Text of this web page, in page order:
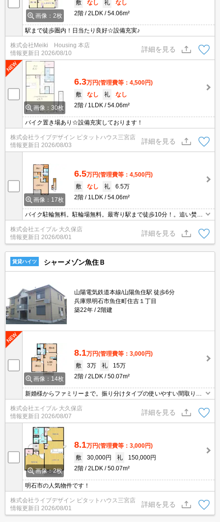
画像：2枚
敷 なし 礼
なし
2階
2LDK 54.06m²
駅まで徒歩圏内！日当たり良好☆設備充実♪
株式会社Meiki Housing 本店
情報更新日 2026/08/10
詳細を見る
画像：30枚
6.3万円(管理費等：4,500円)
敷
なし 礼
なし
2階
1LDK 54.06m²
バイク置き場あり☆設備充実しております！
株式会社ライブデザイン ピタットハウス三宮店
情報更新日 2026/08/03
詳細を見る
画像：17枚
6.5万円(管理費等：4,500円)
敷
なし 礼
6.5万
2階
1LDK 54.06m²
バイク駐輪無料。駐輪場無料。最寄り駅まで徒歩10分！。追い焚き
機能付きバス。人気の1LDKのお部屋。駐車場2台可(1台目と同額)。
町会費月300円。退去時、ルームクリーニング料金55,000円。
株式会社エイブル 大久保店
情報更新日 2026/08/01
詳細を見る
賃貸ハイツ シャーメゾン魚住Ｂ
山陽電気鉄道本線/山陽魚住駅 徒歩6分
兵庫県明石市魚住町住吉１丁目
築22年
2階建
画像：14枚
8.1万円(管理費等：3,000円)
敷
3万 礼
15万
2階
2LDK 50.07m²
新婚様からファミリーまで。振り分けタイプの使いやすい間取り。
幹線道路近くでアクセス良好。2沿線利用可能です。生活便利な立
地です。サポートシステム加入要880円/月。ぜひお問い合わせくだ
さい!。
株式会社エイブル 大久保店
情報更新日 2026/08/07
詳細を見る
画像：2枚
8.1万円(管理費等：3,000円)
敷
30,000円 礼
150,000円
2階
2LDK 50.07m²
明石市の人気物件です！
株式会社ライブデザイン ピタットハウス三宮店
情報更新日 2026/08/01
詳細を見る